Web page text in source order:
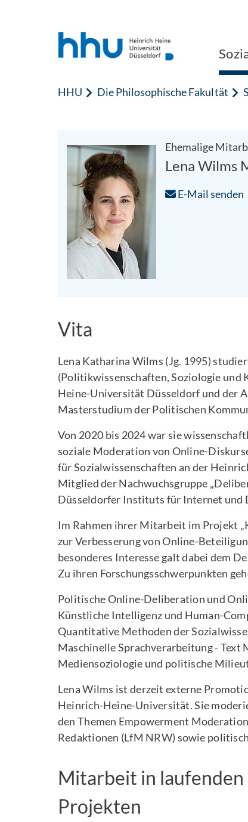
HHU Die Philosophische Fakultät
Ehemalige
Lena Wilms
E-Mail senden
Vita
Lena Katharina Wilms (Jg. 1995)
(Politikwissenschaften, Soziologie
Heine-Universität Düsseldorf und der
Masterstudium der Politischen
Von 2020 bis 2024 war sie
soziale Moderation von Online-
für Sozialwissenschaften an der
Mitglied der Nachwuchsgruppe
Düsseldorfer Instituts für Internet und
Im Rahmen ihrer Mitarbeit im Projekt
zur Verbesserung von Online-
besonderes Interesse galt dabei dem
Zu ihren Forschungsschwerpunkten
Politische Online-Deliberation und
Künstliche Intelligenz und Human-
Quantitative Methoden der
Maschinelle Sprachverarbeitung - Text
Mediensoziologie und politische
Lena Wilms ist derzeit externe
Heinrich-Heine-Universität. Sie
den Themen Empowerment
Redaktionen (LfM NRW) sowie
Mitarbeit in laufenden
Projekten